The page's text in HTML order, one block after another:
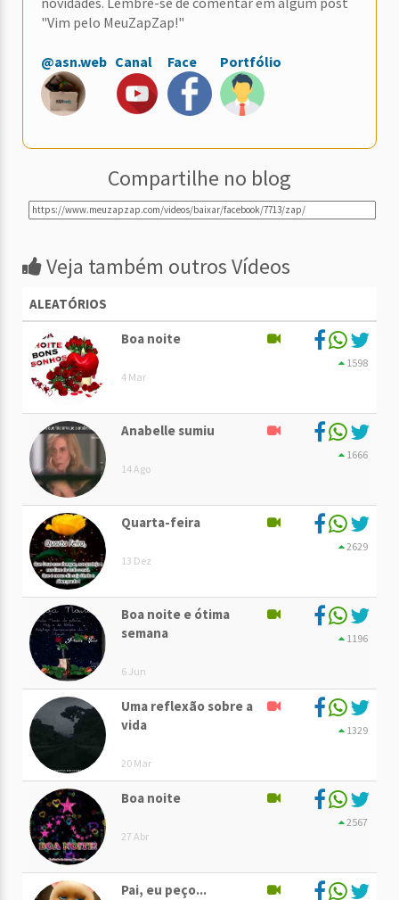
"Vim pelo MeuZapZap!"
@asn.web Canal Face Portfólio
Compartilhe no blog
Veja também outros Vídeos
ALEATÓRIOS
Boa noite
4 Mar
1598
Anabelle sumiu
14 Ago
1666
Quarta-feira
13 Dez
2629
Boa noite e ótima
semana
6 Jun
1196
Uma reflexão sobre a
vida
20 Mar
1329
Boa noite
27 Abr
2567
Pai, eu peço...